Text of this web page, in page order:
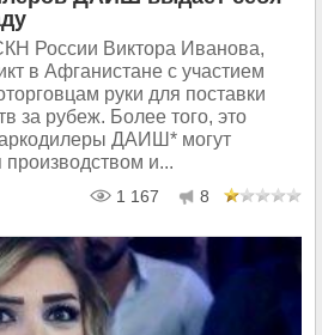
России Виктора Иванова,
в Афганистане с участием
руки для поставки
за рубеж. Более того, это
ДАИШ* могут
производством и...
1 167 8